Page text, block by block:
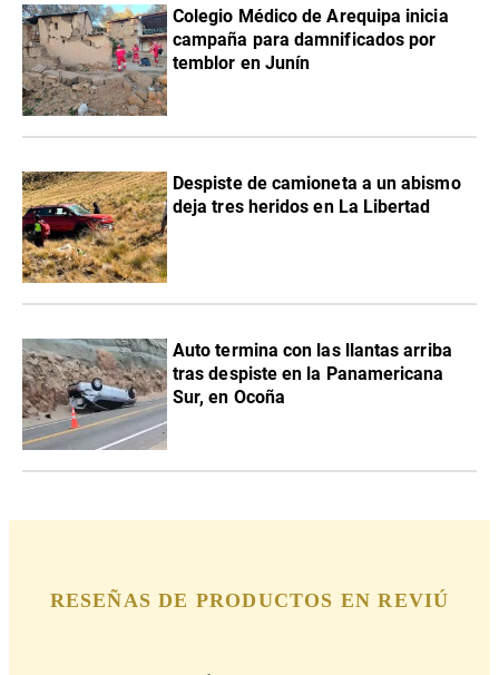
Colegio Médico de Arequipa inicia
campaña para damnificados por
temblor en Junín
Despiste de camioneta a un abismo
deja tres heridos en La Libertad
Auto termina con las llantas arriba
tras despiste en la Panamericana
Sur, en Ocoña